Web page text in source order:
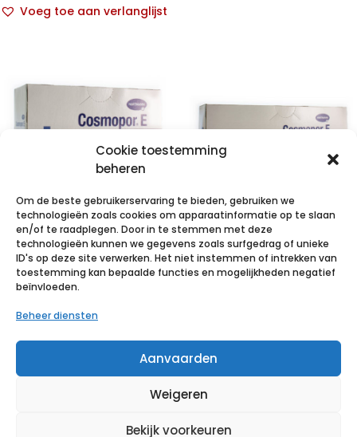
Cookie toestemming
beheren
Om de beste gebruikerservaring te bieden, gebruiken we
technologieën zoals cookies om apparaatinformatie op te slaan
en/of te raadplegen. Door in te stemmen met deze
technologieën kunnen we gegevens zoals surfgedrag of unieke
ID's op deze site verwerken. Het niet instemmen of intrekken van
toestemming kan bepaalde functies en mogelijkheden negatief
beïnvloeden.
Beheer diensten
Aanvaarden
Weigeren
Bekijk voorkeuren
Voeg toe aan verlanglijst
COSMOPOR E
latexfree
10x8cm 25 p/s
Voeg toe aan verlanglijst
COSMOPOR E
latexfree
Voeg toe aan verlanglijst